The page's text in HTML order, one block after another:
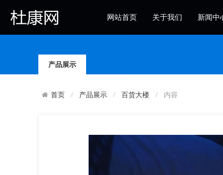
网站首页 关于我们 新闻中
产品展示
首页 产品展示 百货大楼 内容